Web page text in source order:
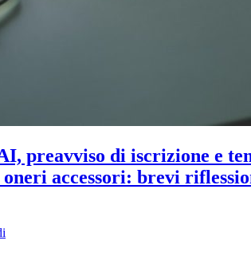
preavviso di iscrizione e
oneri accessori: brevi